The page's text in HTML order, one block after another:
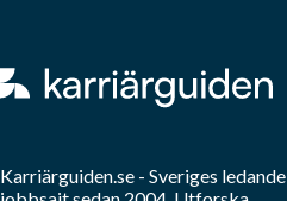
Karriärguiden.se - Sveriges ledande